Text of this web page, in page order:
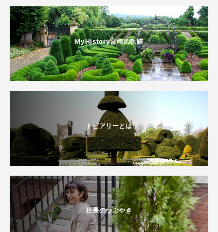
MyHistory宮崎の軌跡
トピアリーとは
社長のつぶやき